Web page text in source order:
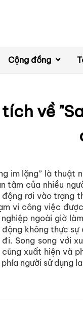
Cộng đồng
về
im lặng” là thuật
tâm của nhiều
rơi vào trạng
vi công việc
nghiệp ngoài giờ
không thực
Song song với
xuất hiện và
người sử dụng